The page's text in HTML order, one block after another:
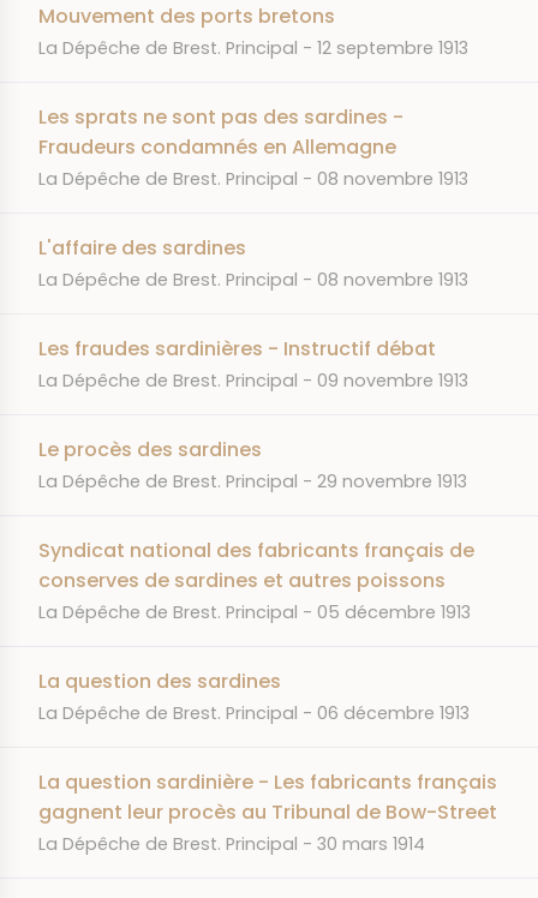
Mouvement des ports bretons
JOURNAL
La Dépêche de Brest. Principal DATE
12 septembre 1913
Les sprats ne sont pas des sardines -
Fraudeurs condamnés en Allemagne
JOURNAL
La Dépêche de Brest. Principal DATE
08 novembre 1913
L'affaire des sardines
JOURNAL
La Dépêche de Brest. Principal DATE
08 novembre 1913
Les fraudes sardinières - Instructif débat
JOURNAL
La Dépêche de Brest. Principal DATE
09 novembre 1913
Le procès des sardines
JOURNAL
La Dépêche de Brest. Principal DATE
29 novembre 1913
Syndicat national des fabricants français de
conserves de sardines et autres poissons
JOURNAL
La Dépêche de Brest. Principal DATE
05 décembre 1913
La question des sardines
JOURNAL
La Dépêche de Brest. Principal DATE
06 décembre 1913
La question sardinière - Les fabricants français
gagnent leur procès au Tribunal de Bow-Street
JOURNAL
La Dépêche de Brest. Principal DATE
30 mars 1914